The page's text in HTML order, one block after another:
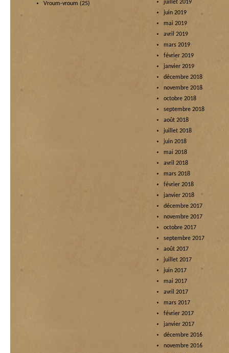
Vroum-vroum (25)
juillet 2019
juin 2019
mai 2019
avril 2019
mars 2019
février 2019
janvier 2019
décembre 2018
novembre 2018
octobre 2018
septembre 2018
août 2018
juillet 2018
juin 2018
mai 2018
avril 2018
mars 2018
février 2018
janvier 2018
décembre 2017
novembre 2017
octobre 2017
septembre 2017
août 2017
juillet 2017
juin 2017
mai 2017
avril 2017
mars 2017
février 2017
janvier 2017
décembre 2016
novembre 2016